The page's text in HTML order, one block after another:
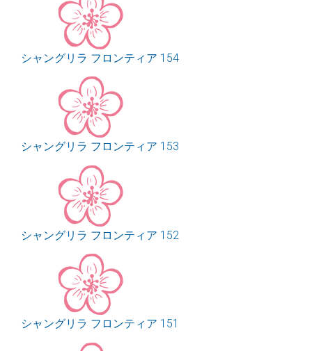
シャングリラ フロンティア 154
シャングリラ フロンティア 153
シャングリラ フロンティア 152
シャングリラ フロンティア 151